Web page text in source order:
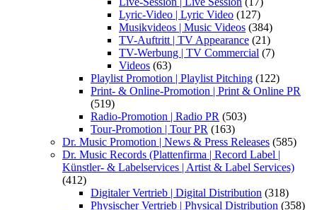
Lyric-Video | Lyric Video (127)
Musikvideos | Music Videos (384)
TV-Auftritt | TV Appearance (21)
TV-Werbung | TV Commercial (7)
Videos (63)
Playlist Promotion | Playlist Pitching (122)
Print- & Online-Promotion | Print & Online PR
(519)
Radio-Promotion | Radio PR (503)
Tour-Promotion | Tour PR (163)
Dr. Music Promotion | News & Press Releases (585)
Dr. Music Records (Plattenfirma | Record Label |
Künstler- & Labelservices | Artist & Label Services)
(412)
Digitaler Vertrieb | Digital Distribution (318)
Physischer Vertrieb | Physical Distribution (358)